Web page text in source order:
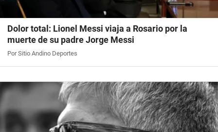
Dolor total: Lionel Messi viaja a Rosario por la
muerte de su padre Jorge Messi
Por Sitio Andino Deportes